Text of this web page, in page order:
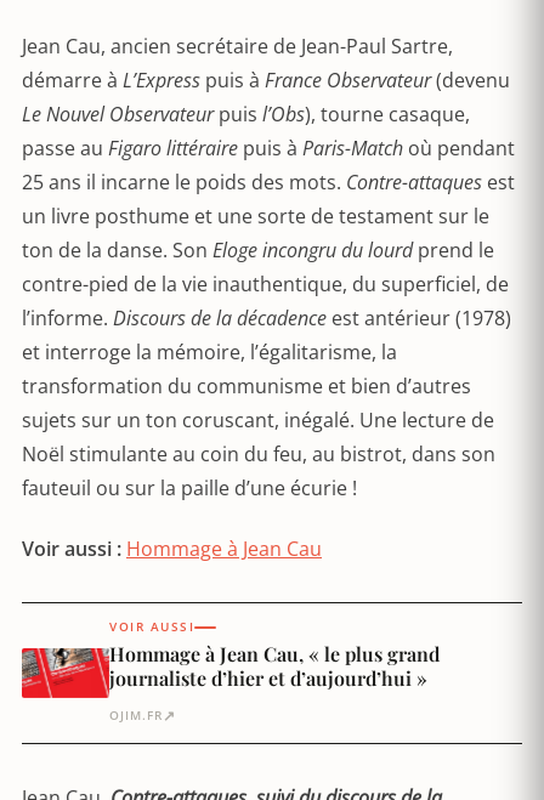
Jean Cau, ancien secrétaire de Jean-Paul Sartre,
démarre à L’Express puis à France Observateur(devenu
Le Nouvel Observateurpuis l’Obs), tourne casaque,
passe au Figaro littéraire puis à Paris-Match où pendant
25 ans il incarne le poids des mots. Contre-attaques est
un livre posthume et une sorte de testament sur le
ton de la danse. Son Eloge incongru du lourdprend le
contre-pied de la vie inauthentique, du superficiel, de
l’informe. Discours de la décadence est antérieur (1978)
et interroge la mémoire, l’égalitarisme, la
transformation du communisme et bien d’autres
sujets sur un ton coruscant, inégalé. Une lecture de
Noël stimulante au coin du feu, au bistrot, dans son
fauteuil ou sur la paille d’une écurie !
Voir aussi : Hommage à Jean Cau
VOIR AUSSI
Hommage à Jean Cau, « le plus grand
journaliste d’hier et d’aujourd’hui »
OJIM.FR ↗